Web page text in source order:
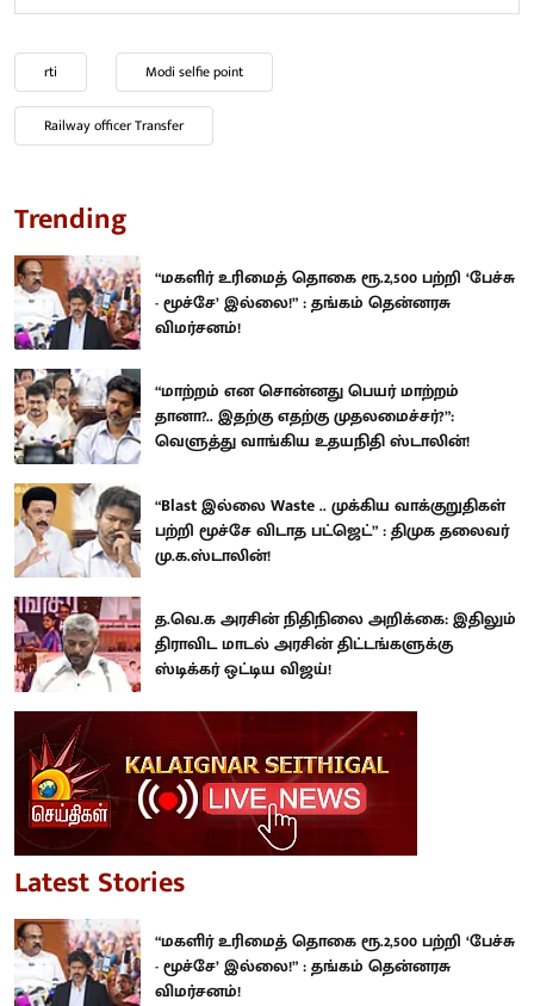
rti Modi selfie point
Railway officer Transfer
Trending
“மகளிர் உரிமைத் தொகை ரூ.2,500 பற்றி ‘பேச்சு
- மூச்சே’ இல்லை!” : தங்கம் தென்னரசு
விமர்சனம்!
“மாற்றம் என சொன்னது பெயர் மாற்றம்
தானா?.. இதற்கு எதற்கு முதலமைச்சர்?”:
வெளுத்து வாங்கிய உதயநிதி ஸ்டாலின்!
“Blast இல்லை Waste .. முக்கிய வாக்குறுதிகள்
பற்றி மூச்சே விடாத பட்ஜெட்” : திமுக தலைவர்
மு.க.ஸ்டாலின்!
த.வெ.க அரசின் நிதிநிலை அறிக்கை: இதிலும்
திராவிட மாடல் அரசின் திட்டங்களுக்கு
ஸ்டிக்கர் ஒட்டிய விஜய்!
Latest Stories
“மகளிர் உரிமைத் தொகை ரூ.2,500 பற்றி ‘பேச்சு
- மூச்சே’ இல்லை!” : தங்கம் தென்னரசு
விமர்சனம்!